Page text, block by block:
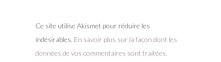
Ce site utilise Akismet pour réduire les
indésirables. En savoir plus sur la façon dont les
données de vos commentaires sont traitées.